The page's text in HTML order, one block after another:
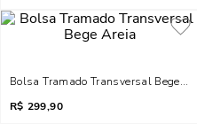
Bolsa Tramado Transversal Bege
R$ 299,90